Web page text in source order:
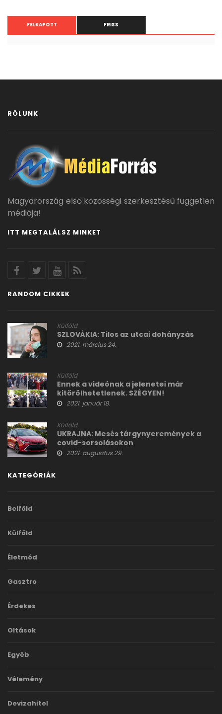
FELKAPOTT FRISS
RÓLUNK
Magyarország első közösségi szerkesztésű független
médiája!
ITT MEGTALÁLSZ MINKET
RANDOM CIKKEK
Külföld
SZLOVÁKIA: Tilos az utcai dohányzás
2021. március 24.
Külföld
Ennek a videónak a jelenetei már
kitörölhetetlenek. SZÉGYEN!
2021. január 18.
Külföld
UKRAJNA: Mesés tárgynyeremények a
covid-sorsolásokon
2021. augusztus 29.
KATEGÓRIÁK
Belföld
Külföld
Életmód
Gasztro
Érdekes
Oltások
Egyéb
Vélemény
Devizahitel